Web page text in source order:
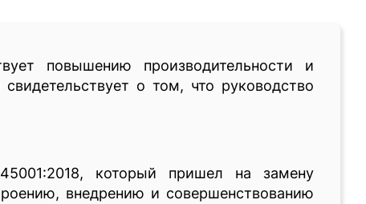
повышению производительности и
о том, что руководство
который пришел на замену
внедрению и совершенствованию